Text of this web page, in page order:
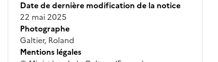
Date de dernière modification de la notice
22 mai 2025
Photographe
Galtier, Roland
Mentions légales